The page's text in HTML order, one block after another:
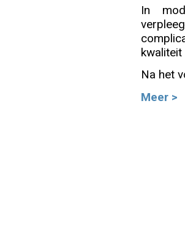
In
Na het
Meer >